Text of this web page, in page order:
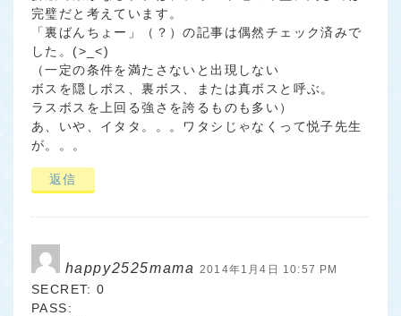
完璧だと考えています。
「裏ばんちょー」（？）の記事は偶然チェック済みで
した。(>_<)
（一定の条件を満たさないと出現しない
ボスを隠しボス、裏ボス、または真ボスと呼ぶ。
ラスボスを上回る強さを誇るものも多い）
あ、いや、イタタ。。。ワタシじゃなくって悦子先生
が。。。
返信
happy2525mama 2014年1月4日 10:57 PM
SECRET: 0
PASS: